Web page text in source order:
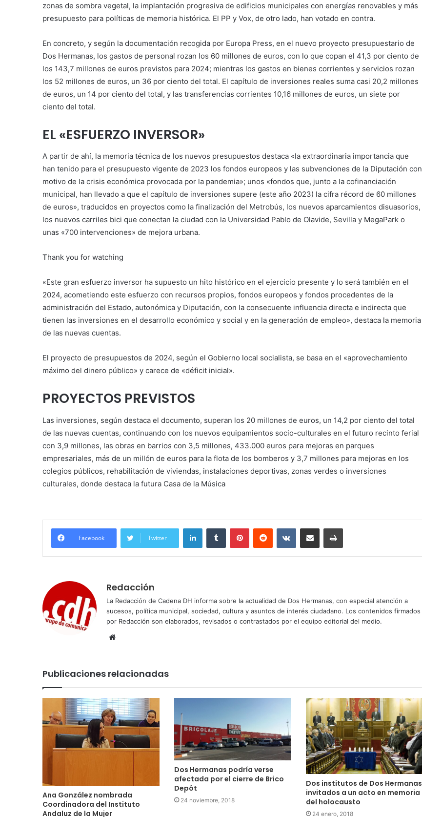
zonas de sombra vegetal, la implantación progresiva de edificios municipales con energías renovables y más
presupuesto para políticas de memoria histórica. El PP y Vox, de otro lado, han votado en contra.
En concreto, y según la documentación recogida por Europa Press, en el nuevo proyecto presupuestario de
Dos Hermanas, los gastos de personal rozan los 60 millones de euros, con lo que copan el 41,3 por ciento de
los 143,7 millones de euros previstos para 2024; mientras los gastos en bienes corrientes y servicios rozan
los 52 millones de euros, un 36 por ciento del total. El capítulo de inversiones reales suma casi 20,2 millones
de euros, un 14 por ciento del total, y las transferencias corrientes 10,16 millones de euros, un siete por
ciento del total.
EL «ESFUERZO INVERSOR»
A partir de ahí, la memoria técnica de los nuevos presupuestos destaca «la extraordinaria importancia que
han tenido para el presupuesto vigente de 2023 los fondos europeos y las subvenciones de la Diputación con
motivo de la crisis económica provocada por la pandemia»; unos «fondos que, junto a la cofinanciación
municipal, han llevado a que el capítulo de inversiones supere (este año 2023) la cifra récord de 60 millones
de euros», traducidos en proyectos como la finalización del Metrobús, los nuevos aparcamientos disuasorios,
los nuevos carriles bici que conectan la ciudad con la Universidad Pablo de Olavide, Sevilla y MegaPark o
unas «700 intervenciones» de mejora urbana.
Thank you for watching
«Este gran esfuerzo inversor ha supuesto un hito histórico en el ejercicio presente y lo será también en el
2024, acometiendo este esfuerzo con recursos propios, fondos europeos y fondos procedentes de la
administración del Estado, autonómica y Diputación, con la consecuente influencia directa e indirecta que
tienen las inversiones en el desarrollo económico y social y en la generación de empleo», destaca la memoria
de las nuevas cuentas.
El proyecto de presupuestos de 2024, según el Gobierno local socialista, se basa en el «aprovechamiento
máximo del dinero público» y carece de «déficit inicial».
PROYECTOS PREVISTOS
Las inversiones, según destaca el documento, superan los 20 millones de euros, un 14,2 por ciento del total
de las nuevas cuentas, continuando con los nuevos equipamientos socio-culturales en el futuro recinto ferial
con 3,9 millones, las obras en barrios con 3,5 millones, 433.000 euros para mejoras en parques
empresariales, más de un millón de euros para la flota de los bomberos y 3,7 millones para mejoras en los
colegios públicos, rehabilitación de viviendas, instalaciones deportivas, zonas verdes o inversiones
culturales, donde destaca la futura Casa de la Música
Facebook Twitter
LinkedInTumblr PinterestReddit VKontakteCompartir por correo electrónicoImprimir
Redacción
La Redacción de Cadena DH informa sobre la actualidad de Dos Hermanas, con especial atención a
sucesos, política municipal, sociedad, cultura y asuntos de interés ciudadano. Los contenidos firmados
por Redacción son elaborados, revisados o contrastados por el equipo editorial del medio.
Sitio
Publicaciones relacionadas
Ana González nombrada
Coordinadora del Instituto
Andaluz de la Mujer
Dos Hermanas podría verse
afectada por el cierre de Brico
Depôt
24 noviembre, 2018
Dos institutos de Dos Hermanas
invitados a un acto en memoria
del holocausto
24 enero, 2018